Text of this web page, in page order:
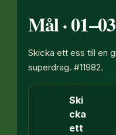
Mål · 01–03
Skicka ett ess till en
superdrag. #11982.
Ski
cka
ett